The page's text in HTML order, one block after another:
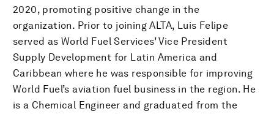
2020, promoting positive change in the
organization. Prior to joining ALTA, Luis Felipe
served as World Fuel Services’ Vice President
Supply Development for Latin America and
Caribbean where he was responsible for improving
World Fuel’s aviation fuel business in the region. He
is a Chemical Engineer and graduated from the